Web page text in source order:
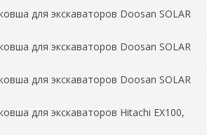
для экскаваторов Doosan SOLAR
для экскаваторов Doosan SOLAR
для экскаваторов Doosan SOLAR
для экскаваторов Hitachi EX100,